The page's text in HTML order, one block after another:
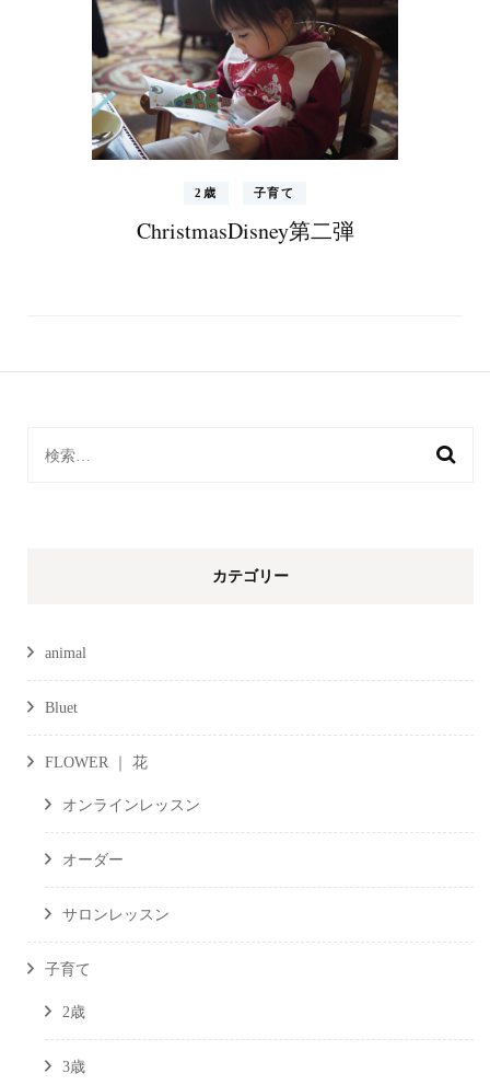
2歳 子育て
ChristmasDisney第二弾
検
カテゴリー
animal
Bluet
FLOWER ｜ 花
オンラインレッスン
オーダー
サロンレッスン
子育て
2歳
3歳